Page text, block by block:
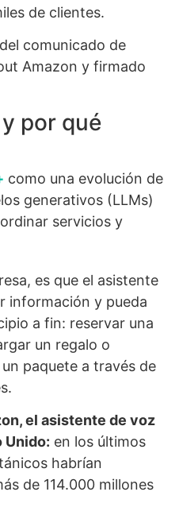
de clientes.
comunicado de
Amazon y firmado
por qué
como una evolución de
generativos (LLMs)
servicios y
es que el asistente
información y pueda
a fin: reservar una
un regalo o
paquete a través de
el asistente de voz
Unido: en los últimos
habrían
de 114.000 millones